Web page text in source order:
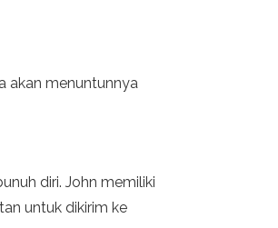
akan menuntunnya
diri. John memiliki
untuk dikirim ke